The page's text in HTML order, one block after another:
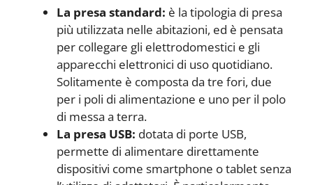
La presa standard: è la tipologia di presa
più utilizzata nelle abitazioni, ed è pensata
per collegare gli elettrodomestici e gli
apparecchi elettronici di uso quotidiano.
Solitamente è composta da tre fori, due
per i poli di alimentazione e uno per il polo
di messa a terra.
La presa USB: dotata di porte USB,
permette di alimentare direttamente
dispositivi come smartphone o tablet senza